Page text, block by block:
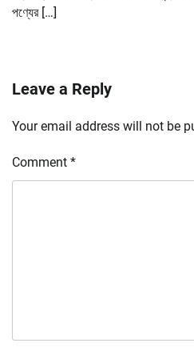
পণ্যের […]
Leave a Reply
Your email address will not be
Comment *